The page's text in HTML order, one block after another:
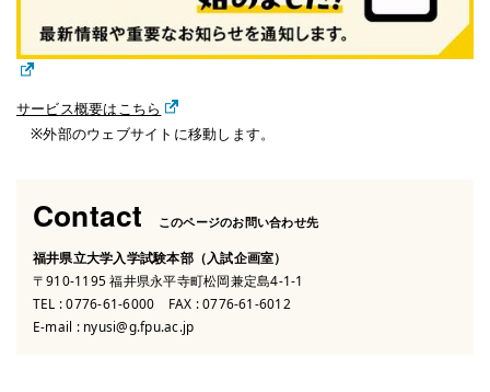
サービス概要はこちら
※外部のウェブサイトに移動します。
Contact このページのお問い合わせ先
福井県立大学入学試験本部（入試企画室）
〒910-1195 福井県永平寺町松岡兼定島4-1-1
TEL :0776-61-6000 FAX : 0776-61-6012
E-mail : nyusi@g.fpu.ac.jp